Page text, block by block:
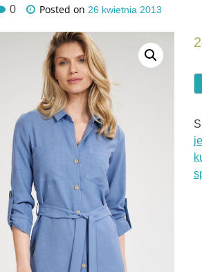
0 Posted on 26 kwietnia 2013